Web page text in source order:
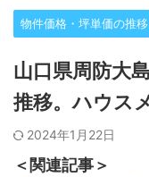
物件価格・坪単価の推移
山口県周防大
推移。ハウス
2024年1月22日
＜関連記事＞